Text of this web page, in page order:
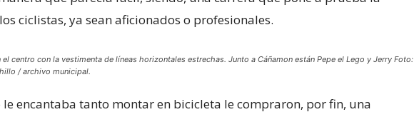
ciclistas, ya sean aficionados o profesionales.
el centro con la vestimenta de líneas horizontales estrechas. Junto a Cáñamon están Pepe el Lego y Jerry Foto:
/ archivo municipal.
le encantaba tanto montar en bicicleta le compraron, por fin, una